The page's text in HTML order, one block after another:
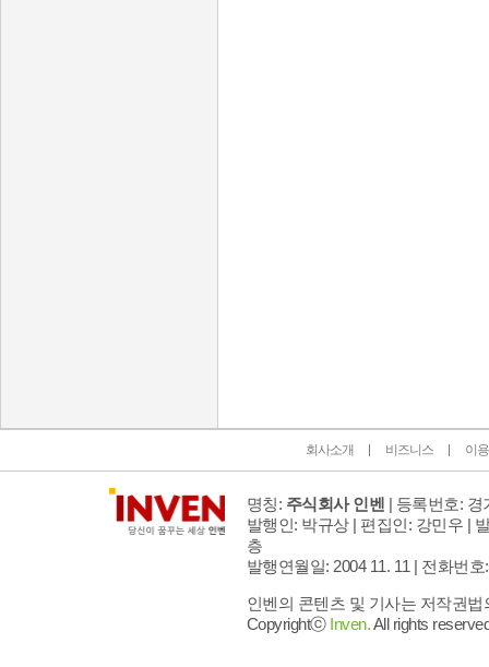
회사소개 비즈니스 이
명칭: 주식회사 인벤 | 등록번호: 경
발행인: 박규상 | 편집인: 강민우 |
층
발행연월일: 2004 11. 11 | 전화번호
인벤의 콘텐츠 및 기사는 저작권
Copyrightⓒ Inven.All rights